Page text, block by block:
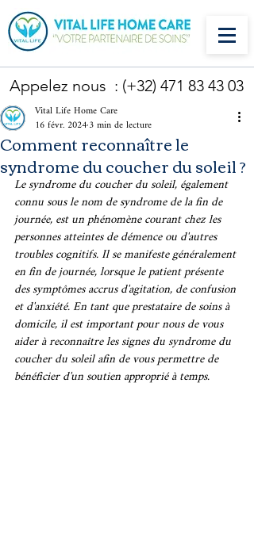
Appelez nous : (+32) 471 83 43 03
Comment reconnaître le
syndrome du coucher du soleil ?
Vital Life Home Care
16 févr. 20243 min de lecture
Le syndrome du coucher du soleil, également
connu sous le nom de syndrome de la fin de
journée, est un phénomène courant chez les
personnes atteintes de démence ou d'autres
troubles cognitifs. Il se manifeste généralement
en fin de journée, lorsque le patient présente
des symptômes accrus d'agitation, de confusion
et d'anxiété. En tant que prestataire de soins à
domicile, il est important pour nous de vous
aider à reconnaître les signes du syndrome du
coucher du soleil afin de vous permettre de
bénéficier d'un soutien approprié à temps.